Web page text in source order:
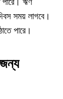
পারে। ঋণ
সময় লাগবে।
পারে।
জন্য